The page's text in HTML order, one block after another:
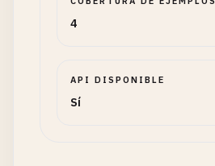
4
API DISPONIBLE
Sí